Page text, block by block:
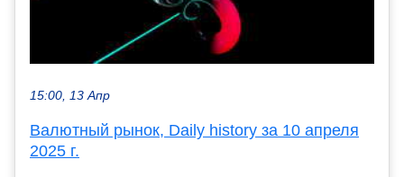
15:00, 13 Апр
Валютный рынок, Daily history за 10 апреля
2025 г.